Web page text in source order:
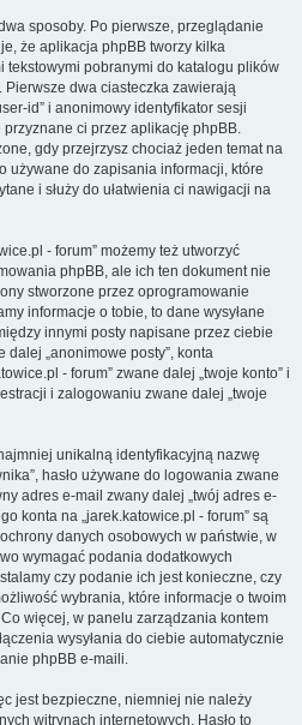
sposoby. Po pierwsze, przeglądanie
że aplikacja phpBB tworzy kilka
tekstowymi pobranymi do katalogu plików
dwa ciasteczka zawierają
id” i anonimowy identyfikator sesji
przyznane ci przez aplikację phpBB.
gdy przejrzysz chociaż jeden temat na
używane do zapisania informacji, które
i służy do ułatwienia ci nawigacji na
- forum” możemy też utworzyć
phpBB, ale ich ten dokument nie
stworzone przez oprogramowanie
informacje o tobie, to dane wysyłane
innymi posty napisane przez ciebie
„anonimowe posty”, konta
- forum” zwane dalej „twoje konto” i
i zalogowaniu zwane dalej „twoje
unikalną identyfikacyjną nazwę
hasło używane do logowania zwane
adres e-mail zwany dalej „twój adres e-
konta na „jarek.katowice.pl - forum” są
danych osobowych w państwie, w
wymagać podania dodatkowych
czy podanie ich jest konieczne, czy
wybrania, które informacje o twoim
więcej, w panelu zarządzania kontem
wysyłania do ciebie automatycznie
phpBB e-maili.
jest bezpieczne, niemniej nie należy
witrynach internetowych. Hasło to